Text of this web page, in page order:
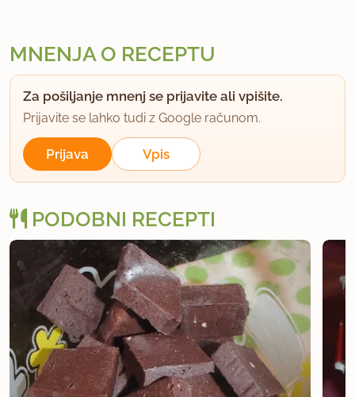
MNENJA O RECEPTU
Za pošiljanje mnenj se prijavite ali vpišite.
Prijavite se lahko tudi z Google računom.
Prijava Vpis
PODOBNI RECEPTI